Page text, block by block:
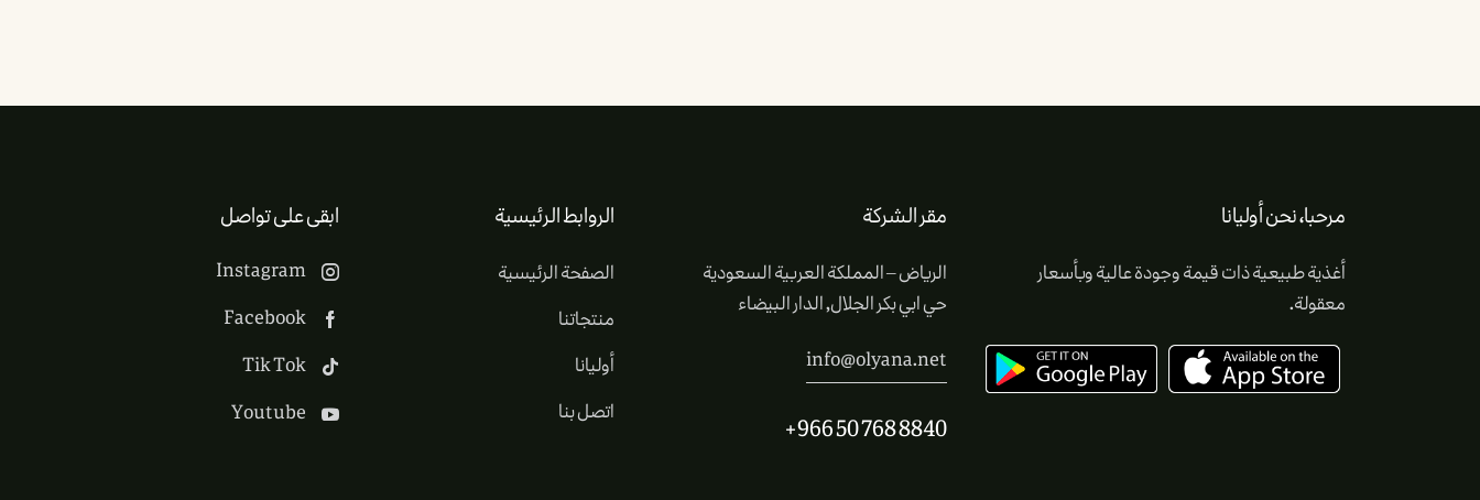
مرحبا، نحن أوليانا
أغذية طبيعية ذات قيمة وجودة عالية وبأسعار
معقولة.
مقر الشركة
الرياض – المملكة العربية السعودية
حي ابي بكر الجلال, الدار البيضاء
info@olyana.net
+966 50 768 8840
الروابط الرئيسية
الصفحة الرئيسية
منتجاتنا
أوليانا
اتصل بنا
ابقى على تواصل
Instagram
Facebook
Tik Tok
Youtube